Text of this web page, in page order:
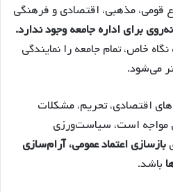
قومی، مذهبی، اقتصادی و فرهنگی
برای اداره جامعه وجود ندارد.
خاص، تمام جامعه را نمایندگی
می‌شود.
اقتصادی، تحریم، مشکلات
مواجه است، سیاست‌ورزی
بازسازی اعتماد عمومی، آرام‌سازی
باشد.